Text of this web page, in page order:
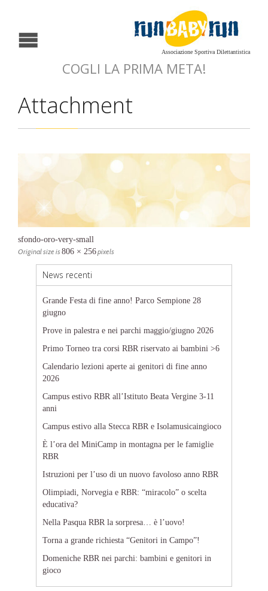
Associazione Sportiva Dilettantistica
COGLI LA PRIMA META!
Attachment
sfondo-oro-very-small
Original size is806 × 256pixels
News recenti
Grande Festa di fine anno! Parco Sempione 28
giugno
Prove in palestra e nei parchi maggio/giugno 2026
Primo Torneo tra corsi RBR riservato ai bambini >6
Calendario lezioni aperte ai genitori di fine anno
2026
Campus estivo RBR all’Istituto Beata Vergine 3-11
anni
Campus estivo alla Stecca RBR e Isolamusicaingioco
È l’ora del MiniCamp in montagna per le famiglie
RBR
Istruzioni per l’uso di un nuovo favoloso anno RBR
Olimpiadi, Norvegia e RBR: “miracolo” o scelta
educativa?
Nella Pasqua RBR la sorpresa… è l’uovo!
Torna a grande richiesta “Genitori in Campo”!
Domeniche RBR nei parchi: bambini e genitori in
gioco